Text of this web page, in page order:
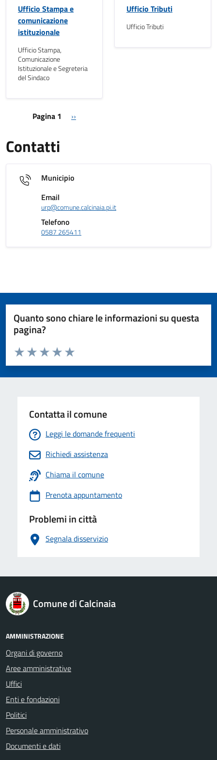
Ufficio Stampa e
comunicazione
istituzionale
Ufficio Stampa,
Comunicazione
Istituzionale e Segreteria
del Sindaco
Ufficio Tributi
Ufficio Tributi
Paginazione
Pagina 1 Pagina successiva
››
Contatti
Municipio
Email
urp@comune.calcinaia.pi.it
Telefono
0587 265411
Quanto sono chiare le informazioni su questa
pagina?
Valuta da 1 a 5 stelle la pagina
Valuta 5 stelle su 5
Valuta 4 stelle su 5
Valuta 3 stelle su 5
Valuta 2 stelle su 5
Valuta 1 stelle su 5
Contatta il comune
Leggi le domande frequenti
Richiedi assistenza
Chiama il comune
Prenota appuntamento
Problemi in città
Segnala disservizio
logo Unione Europea
Comune di Calcinaia
AMMINISTRAZIONE
Organi di governo
Aree amministrative
Uffici
Enti e fondazioni
Politici
Personale amministrativo
Documenti e dati